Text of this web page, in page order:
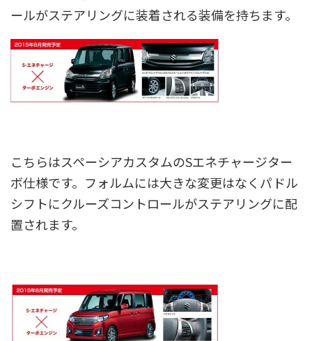
ールがステアリングに装着される装備を持ちます。
こちらはスペーシアカスタムのSエネチャージター
ボ仕様です。フォルムには大きな変更はなくパドル
シフトにクルーズコントロールがステアリングに配
置されます。